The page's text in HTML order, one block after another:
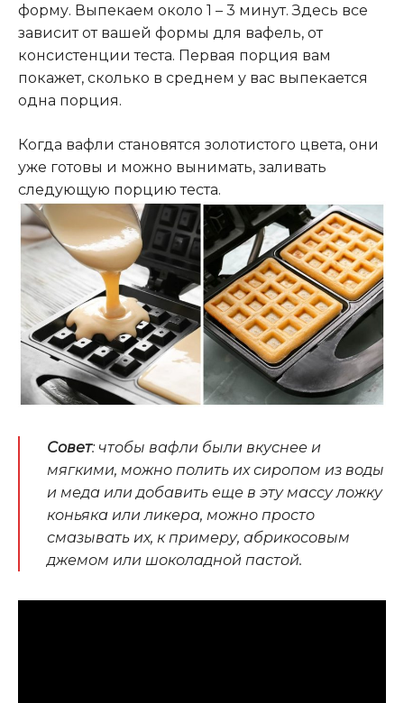
форму. Выпекаем около 1 – 3 минут. Здесь все
зависит от вашей формы для вафель, от
консистенции теста. Первая порция вам
покажет, сколько в среднем у вас выпекается
одна порция.
Когда вафли становятся золотистого цвета, они
уже готовы и можно вынимать, заливать
следующую порцию теста.
Совет: чтобы вафли были вкуснее и
мягкими, можно полить их сиропом из воды
и меда или добавить еще в эту массу ложку
коньяка или ликера, можно просто
смазывать их, к примеру, абрикосовым
джемом или шоколадной пастой.